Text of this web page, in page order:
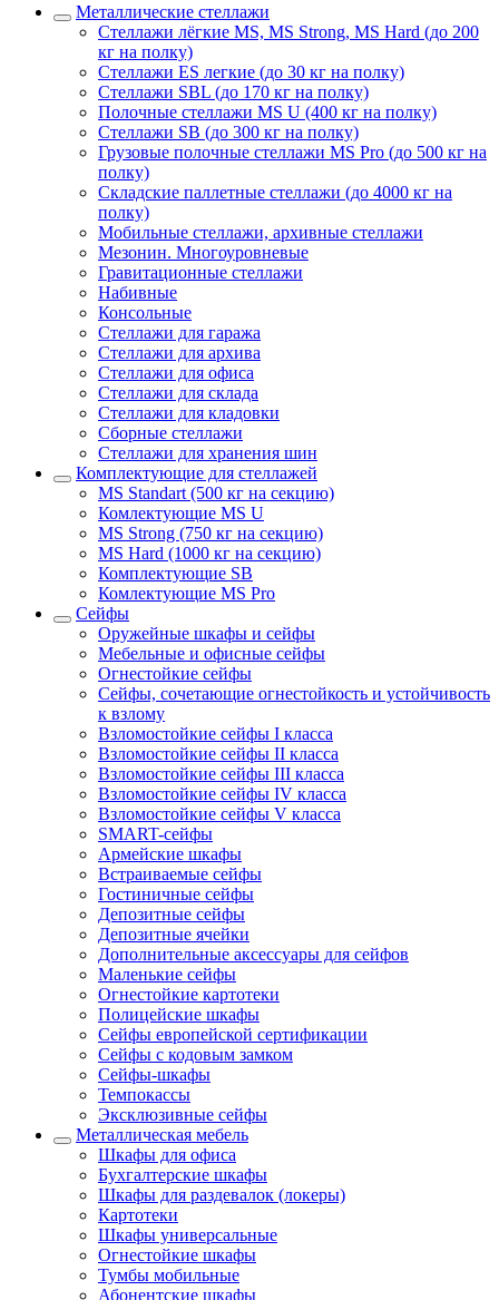
Металлические стеллажи
Стеллажи лёгкие MS, MS Strong, MS Hard (до 200
кг на полку)
Стеллажи ES легкие (до 30 кг на полку)
Стеллажи SBL (до 170 кг на полку)
Полочные стеллажи MS U (400 кг на полку)
Стеллажи SB (до 300 кг на полку)
Грузовые полочные стеллажи MS Pro (до 500 кг на
полку)
Складские паллетные стеллажи (до 4000 кг на
полку)
Мобильные стеллажи, архивные стеллажи
Мезонин. Многоуровневые
Гравитационные стеллажи
Набивные
Консольные
Стеллажи для гаража
Стеллажи для архива
Стеллажи для офиса
Стеллажи для склада
Стеллажи для кладовки
Сборные стеллажи
Стеллажи для хранения шин
Комплектующие для стеллажей
MS Standart (500 кг на секцию)
Комлектующие MS U
MS Strong (750 кг на секцию)
MS Hard (1000 кг на секцию)
Комплектующие SB
Комлектующие MS Pro
Сейфы
Оружейные шкафы и сейфы
Мебельные и офисные сейфы
Огнестойкие сейфы
Сейфы, сочетающие огнестойкость и устойчивость
к взлому
Взломостойкие сейфы I класса
Взломостойкие сейфы II класса
Взломостойкие сейфы III класса
Взломостойкие сейфы IV класса
Взломостойкие сейфы V класса
SMART-сейфы
Армейские шкафы
Встраиваемые сейфы
Гостиничные сейфы
Депозитные сейфы
Депозитные ячейки
Дополнительные аксессуары для сейфов
Маленькие сейфы
Огнестойкие картотеки
Полицейские шкафы
Сейфы европейской сертификации
Сейфы с кодовым замком
Сейфы-шкафы
Темпокассы
Эксклюзивные сейфы
Металлическая мебель
Шкафы для офиса
Бухгалтерские шкафы
Шкафы для раздевалок (локеры)
Картотеки
Шкафы универсальные
Огнестойкие шкафы
Тумбы мобильные
Абонентские шкафы